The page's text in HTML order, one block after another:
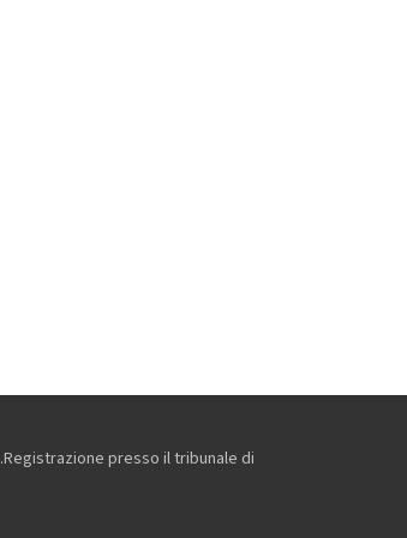
.Registrazione presso il tribunale di